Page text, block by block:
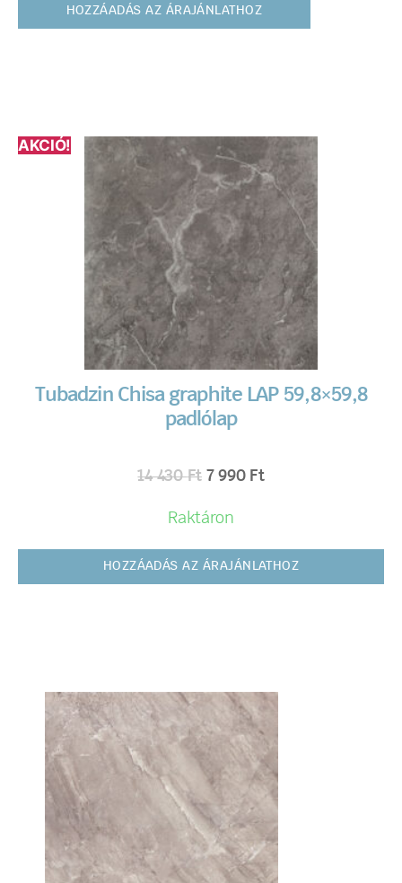
HOZZÁADÁS AZ ÁRAJÁNLATHOZ
AKCIÓ!
Tubadzin Chisa graphite LAP 59,8×59,8
padlólap
14 430Ft 7 990 Ft
Raktáron
HOZZÁADÁS AZ ÁRAJÁNLATHOZ